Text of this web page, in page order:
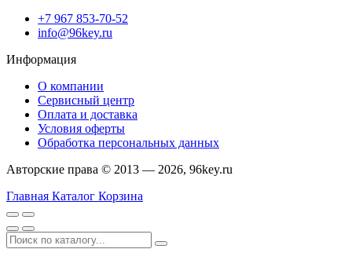
+7 967 853-70-52
info@96key.ru
Информация
О компании
Сервисный центр
Оплата и доставка
Условия оферты
Обработка персональных данных
Авторские права © 2013 — 2026, 96key.ru
Главная Каталог Корзина